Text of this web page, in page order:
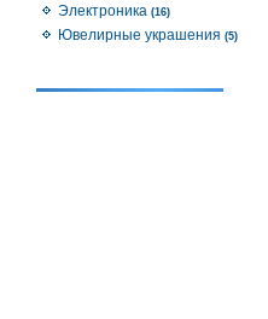
Электроника (16)
Ювелирные украшения (5)